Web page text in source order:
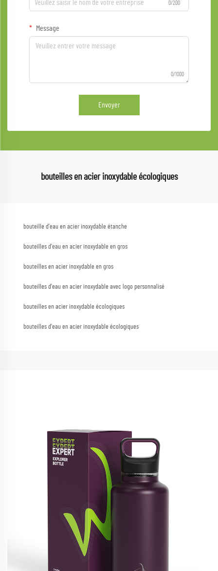
0/200
Message
0/1000
Envoyer
bouteilles en acier inoxydable écologiques
bouteille d'eau en acier inoxydable étanche
bouteilles d'eau en acier inoxydable en gros
bouteilles en acier inoxydable en gros
bouteilles d'eau en acier inoxydable avec logo personnalisé
bouteilles en acier inoxydable écologiques
bouteilles d'eau en acier inoxydable écologiques